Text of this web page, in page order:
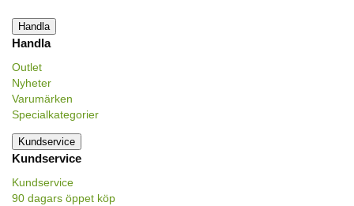
Handla
Handla
Outlet
Nyheter
Varumärken
Specialkategorier
Kundservice
Kundservice
Kundservice
90 dagars öppet köp